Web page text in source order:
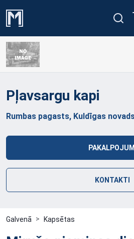
Pļavsargu kapi
Rumbas pagasts, Kuldīgas
PAKALPOJUMI
KONTAKTI
Galvenā Kapsētas